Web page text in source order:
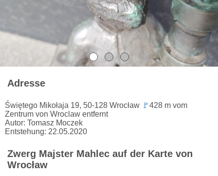
Adresse
Świętego Mikołaja 19, 50-128 Wrocław 🚩428 m vom
Zentrum von Wroclaw entfernt
Autor: Tomasz Moczek
Entstehung: 22.05.2020
Zwerg Majster Mahlec auf der Karte von
Wrocław